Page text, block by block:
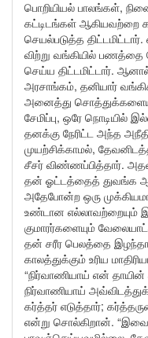
பொறியியல் பாலங்கள்,
கட்டிடங்கள் ஆகியவற்றை
செயல்படுத்த
விற்று வங்கியில் பணத்தை
செய்ய திட்டமிட்டார்.
அரசாங்கம், தனியார்
அனைத்து
சேமிப்பு, ஒரே நொடியில்
தனக்கு நேரிட்ட அந்த
முயற்சிக்காமல்,
சீசர் விண்ணப்பித்தார்.
தன் ஓட்டத்தைத் துவங்க
அதேபோன்ற ஒரு
உண்டான எல்லாவற்றையும்
குமாரர்களையும்
தன் சரீர பெலத்தை
காலத்துக்கும் உரிய
“நிர்வாணியாய் என் தாயின்
நிர்வாணியாய்
கர்த்தர் எடுத்தார்;
என்று சொல்கிறான்.